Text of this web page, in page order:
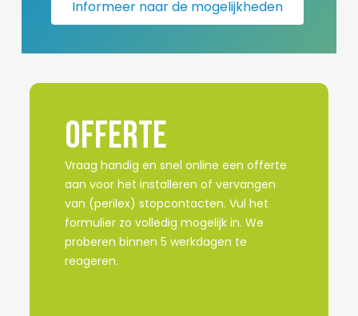
Informeer naar de mogelijkheden
Offerte
Vraag handig en snel online een offerte
aan voor het installeren of vervangen
van (perilex) stopcontacten. Vul het
formulier zo volledig mogelijk in. We
proberen binnen 5 werkdagen te
reageren.